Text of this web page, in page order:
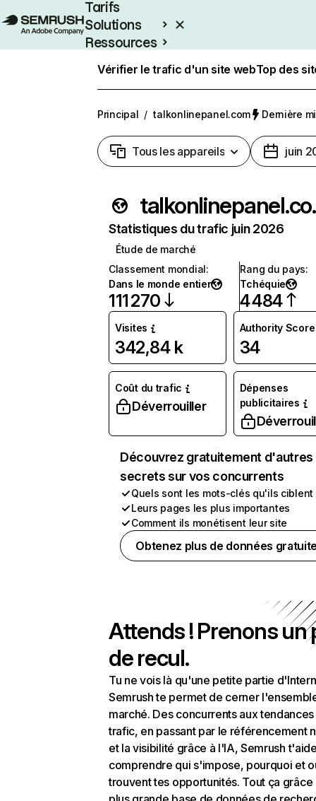
Tarifs
Solutions
Ressources
Vérifier le trafic d'un site webTop des
Principal / talkonlinepanel.com Dernière
Tous les appareils juin
Statistiques du trafic juin 2026
Étude de marché
Classement mondial:
Dans le monde entier
111 270
Rang du pays:
Tchéquie
4 484
Visites
342,84 k
Authority Score
34
Coût du trafic
Déverrouiller
Dépenses
publicitaires
Découvrez gratuitement d'autres
secrets sur vos concurrents
Quels sont les mots-clés qu'ils ciblent
Leurs pages les plus importantes
Comment ils monétisent leur site
Obtenez plus de données
Attends ! Prenons un
de recul.
Tu ne vois là qu'une petite partie
Semrush te permet de cerner
marché. Des concurrents aux
trafic, en passant par le référencement
et la visibilité grâce à l'IA, Semrush
comprendre qui s'impose, pourquoi et
trouvent tes opportunités. Tout ça grâce